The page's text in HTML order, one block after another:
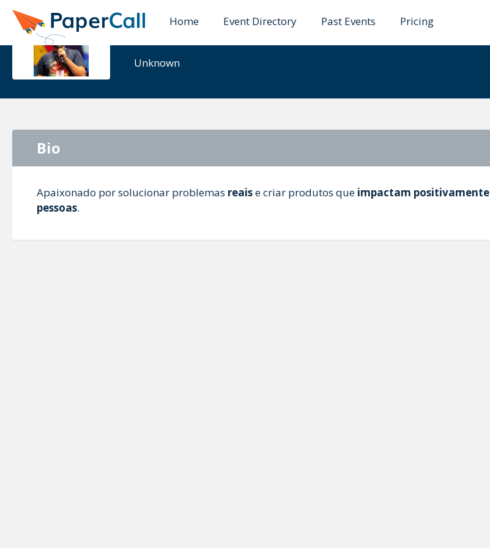
Home Event Directory Past Events Pricing
Radamés Roriz
Unknown
Bio
Apaixonado por solucionar problemas reaise criar produtos que impactam positivamente
pessoas.